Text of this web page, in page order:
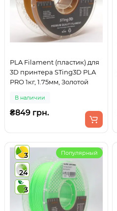
PLA Filament (пластик) для
3D принтера STing3D PLA
PRO 1кг, 1.75мм, Золотой
В наличии
₴849 грн.
3
24
3
Популярный